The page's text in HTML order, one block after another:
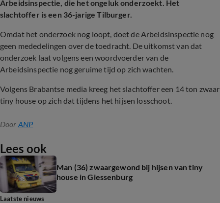
Arbeidsinspectie, die het ongeluk onderzoekt. Het
slachtoffer is een 36-jarige Tilburger.
Omdat het onderzoek nog loopt, doet de Arbeidsinspectie nog
geen mededelingen over de toedracht. De uitkomst van dat
onderzoek laat volgens een woordvoerder van de
Arbeidsinspectie nog geruime tijd op zich wachten.
Volgens Brabantse media kreeg het slachtoffer een 14 ton zwaar
tiny house op zich dat tijdens het hijsen losschoot.
Door ANP
Lees ook
Man (36) zwaargewond bij hijsen van tiny
house in Giessenburg
Laatste nieuws